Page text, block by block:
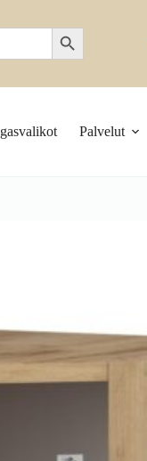
Search Button
Palvelut